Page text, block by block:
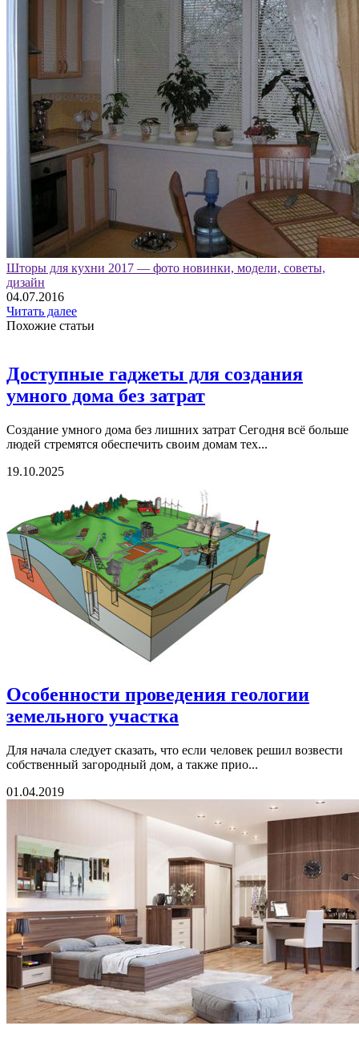
Шторы для кухни 2017 — фото новинки, модели, советы,
дизайн
04.07.2016
Читать далее
Похожие статьи
Доступные гаджеты для создания
умного дома без затрат
Создание умного дома без лишних затрат Сегодня всё больше
людей стремятся обеспечить своим домам тех...
19.10.2025
Особенности проведения геологии
земельного участка
Для начала следует сказать, что если человек решил возвести
собственный загородный дом, а также прио...
01.04.2019